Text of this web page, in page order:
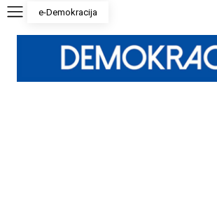
e-Demokracija